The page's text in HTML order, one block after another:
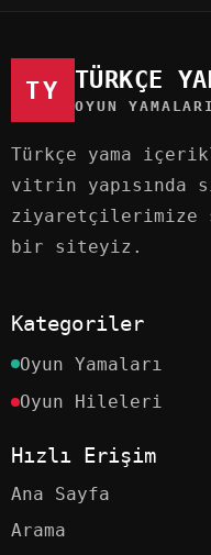
TY TÜRKÇE
OYUN
Türkçe yama
vitrin yapısında
ziyaretçilerimize
bir siteyiz.
Kategoriler
Oyun Yamaları
Oyun Hileleri
Hızlı Erişim
Ana Sayfa
Arama